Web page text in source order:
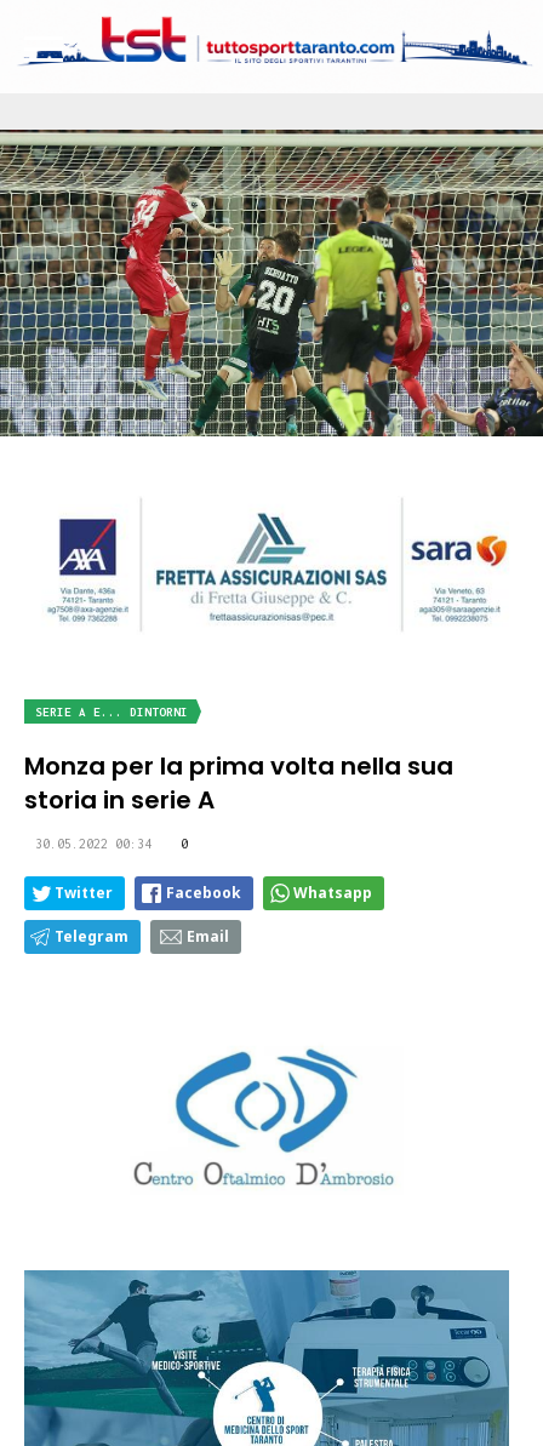
SERIE A E... DINTORNI
Monza per la prima volta nella sua
storia in serie A
30.05.2022 00:34 0
Twitter Facebook Whatsapp
Telegram Email